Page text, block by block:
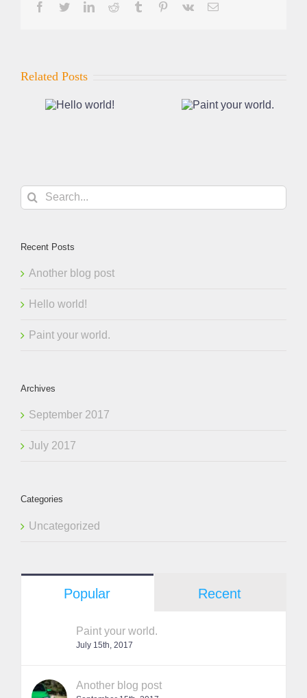
Facebook
TwitterLinkedInReddit Tumblr Pinterest
Vk Email
Related Posts
Paint your
Search
for:
Recent Posts
Another blog post
Hello world!
Paint your world.
Archives
September 2017
July 2017
Categories
Uncategorized
Popular Recent
Paint your world.
July 15th, 2017
Another blog post